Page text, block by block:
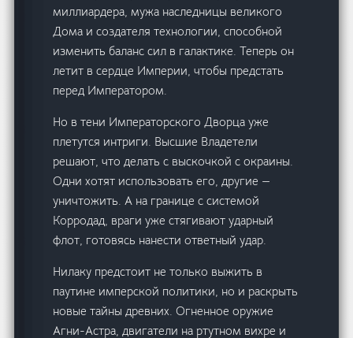
миллиардера, мужа наследницы великого
Дома и создателя технологии, способной
изменить баланс сил в галактике. Теперь он
летит в сердце Империи, чтобы предстать
перед Императором.
Но в тени Императорского Дворца уже
плетутся интриги. Высшие Владетели
решают, что делать с выскочкой с окраины.
Одни хотят использовать его, другие —
уничтожить. А на границе с системой
Корродад, враги уже стягивают ударный
флот, готовясь нанести ответный удар.
Нилаку предстоит не только выжить в
паутине имперской политики, но и раскрыть
новые тайны древних. Огненное оружие
Агни-Астра, двигатели на ртутном вихре и